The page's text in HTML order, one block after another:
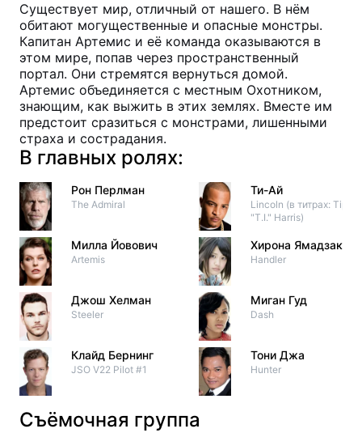
Существует мир, отличный от нашего. В нём
обитают могущественные и опасные монстры.
Капитан Артемис и её команда оказываются в
этом мире, попав через пространственный
портал. Они стремятся вернуться домой.
Артемис объединяется с местным Охотником,
знающим, как выжить в этих землях. Вместе им
предстоит сразиться с монстрами, лишенными
страха и сострадания.
В главных ролях:
Рон Перлман
The Admiral
Милла Йовович
Artemis
Джош Хелман
Steeler
Клайд Бернинг
JSO V22 Pilot #1
Ти-Ай
Lincoln (в титрах: Tip
"T.I." Harris)
Хирона Ямадзаки
Handler
Миган Гуд
Dash
Тони Джа
Hunter
Съёмочная группа